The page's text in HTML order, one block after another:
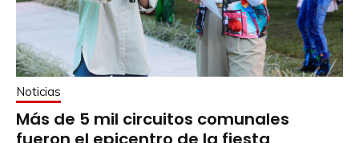
Noticias
Más de 5 mil circuitos comunales